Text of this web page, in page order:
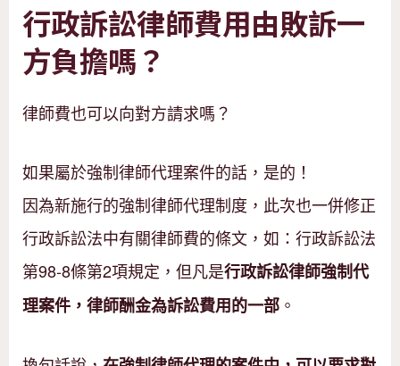
行政訴訟律師費用由敗訴一
方負擔嗎？
律師費也可以向對方請求嗎？
如果屬於強制律師代理案件的話，是的！
因為新施行的強制律師代理制度，此次也一併修正
行政訴訟法中有關律師費的條文，如：行政訴訟法
第98-8條第2項規定，但凡是行政訴訟律師強制代
理案件，律師酬金為訴訟費用的一部。